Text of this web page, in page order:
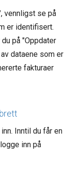
vennligst se på
er identifisert.
på "Oppdater
dataene som er
fakturaer
Inntil du får en
inn på